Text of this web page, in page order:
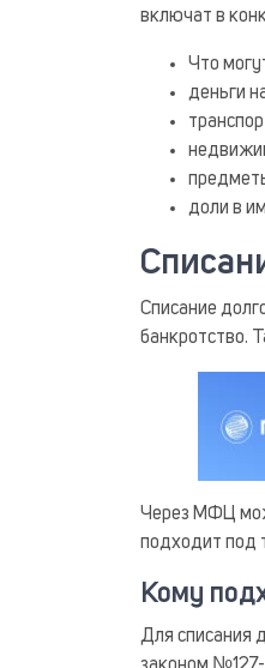
включат в
Что
деньги
доли в
Списание
банкротство.
Через МФЦ
подходит под
Кому
Для списания